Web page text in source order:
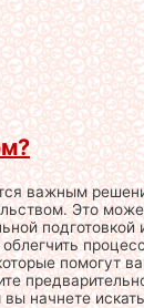
важным
Это
помогут
начнете